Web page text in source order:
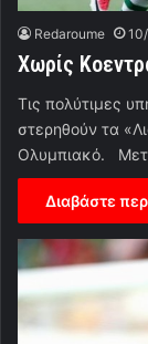
Redaroume
Χωρίς
Τις πολύτιμες
στερηθούν τα
Ολυμπιακό.
Διαβάστε